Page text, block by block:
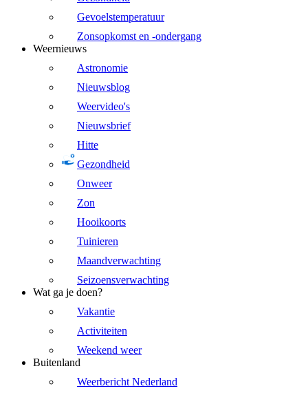
Gevoelstemperatuur
Zonsopkomst en -ondergang
Weernieuws
Astronomie
Nieuwsblog
Weervideo's
Nieuwsbrief
Hitte
Gezondheid
Onweer
Zon
Hooikoorts
Tuinieren
Maandverwachting
Seizoensverwachting
Wat ga je doen?
Vakantie
Activiteiten
Weekend weer
Buitenland
Weerbericht Nederland